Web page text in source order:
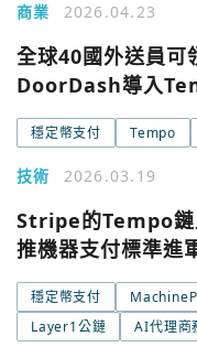
商業 2026.04.23
全球40國外送員可
DoorDash導入
穩定幣支付 Tempo
技術 2026.03.19
Stripe的Tempo鏈
推機器支付標準進
穩定幣支付
Layer1公鏈
AI代理商